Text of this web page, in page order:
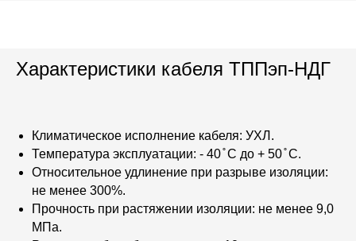
Характеристики кабеля ТППэп-НДГ
Климатическое исполнение кабеля: УХЛ.
Температура эксплуатации: - 40 ̊ С до + 50 ̊ С.
Относительное удлинение при разрыве изоляции:
не менее 300%.
Прочность при растяжении изоляции: не менее 9,0
МПа.